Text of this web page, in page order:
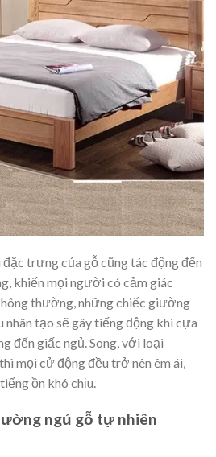
trưng của gỗ cũng tác động đến
khiến mọi người có cảm giác
thường, những chiếc giường
tạo sẽ gây tiếng động khi cựa
đến giấc ngủ. Song, với loại
mọi cử động đều trở nên êm ái,
ồn khó chịu.
ngủ gỗ tự nhiên